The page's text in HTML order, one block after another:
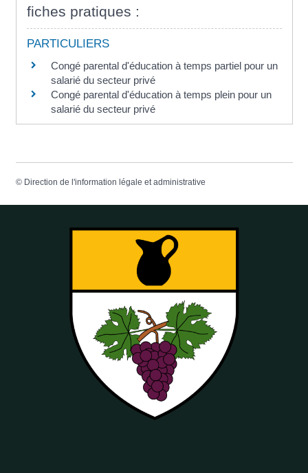
fiches pratiques :
PARTICULIERS
Congé parental d'éducation à temps partiel pour un
salarié du secteur privé
Congé parental d'éducation à temps plein pour un
salarié du secteur privé
© Direction de l'information légale et administrative